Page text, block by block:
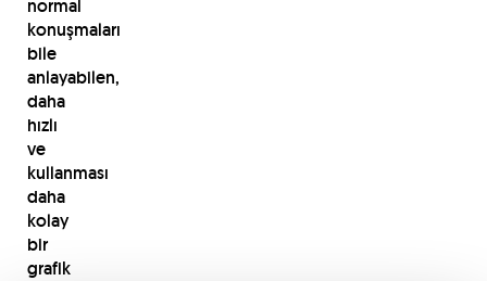
normal
konuşmaları
bile
anlayabilen,
daha
hızlı
ve
kullanması
daha
kolay
bir
grafik